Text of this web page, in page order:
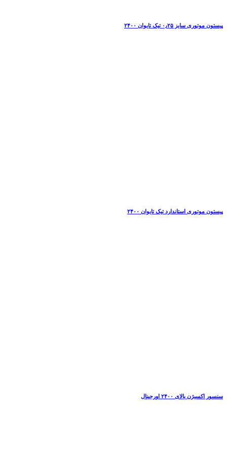
پیستون موتوری سایز ۰٫۲۵ تیک تایوان ۲۴۰۰
پیستون موتوری استاندارد تیک تایوان ۲۴۰۰
سنسور اکسیژن بالای ۲۴۰۰ اورجینال